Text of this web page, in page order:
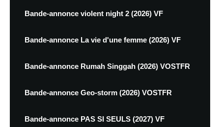
Bande-annonce violent night 2 (2026) VF
Bande-annonce La vie d'une femme (2026) VF
Bande-annonce Rumah Singgah (2026) VOSTFR
Bande-annonce Geo-storm (2026) VOSTFR
Bande-annonce PAS SI SEULS (2027) VF